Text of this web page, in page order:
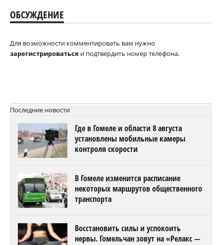
ОБСУЖДЕНИЕ
Для возможности комментировать вам нужно
зарегистрироваться и подтвердить номер телефона.
Последние новости
Где в Гомеле и области 8 августа
установлены мобильные камеры
контроля скорости
В Гомеле изменится расписание
некоторых маршрутов общественного
транспорта
Восстановить силы и успокоить
нервы. Гомельчан зовут на «Релакс —